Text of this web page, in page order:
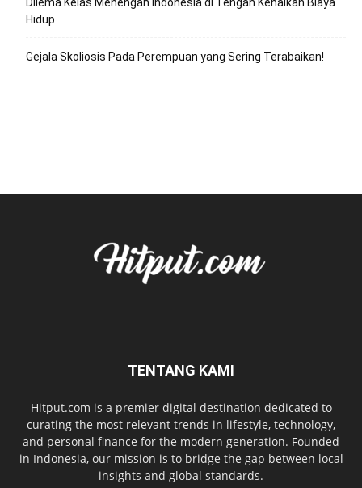
Dilema Kelas Menengah Indonesia di Tengah Kenaikan Biaya
Hidup
Gejala Skoliosis Pada Perempuan yang Sering Terabaikan!
TENTANG KAMI
Hitput.com is a premier digital destination dedicated to
curating the most relevant trends in lifestyle, technology,
and personal finance for the modern generation. Founded
in Indonesia, our mission is to bridge the gap between local
insights and global standards.